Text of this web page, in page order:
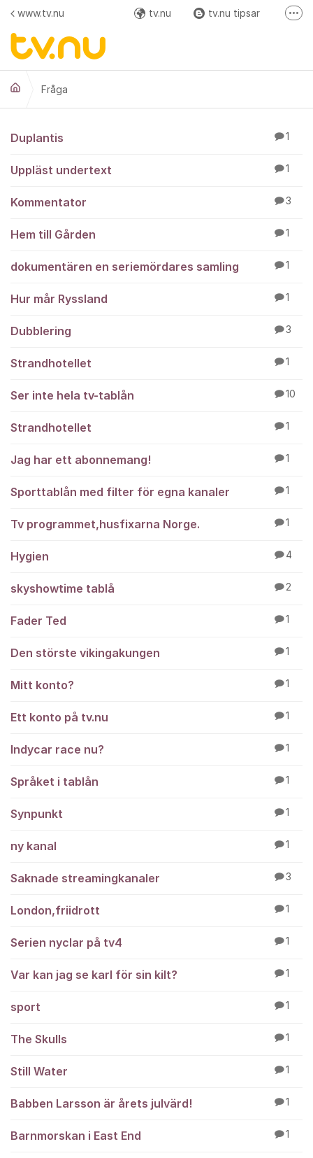
Hoppa till innehåll
www.tv.nu tv.nu tv.nu tipsar
Fråga
Fråga
Duplantis 1
Uppläst undertext 1
Kommentator 3
Hem till Gården 1
dokumentären en seriemördares samling 1
Hur mår Ryssland 1
Dubblering 3
Strandhotellet 1
Ser inte hela tv-tablån 10
Strandhotellet 1
Jag har ett abonnemang! 1
Sporttablån med filter för egna kanaler 1
Tv programmet,husfixarna Norge. 1
Hygien 4
skyshowtime tablå 2
Fader Ted 1
Den störste vikingakungen 1
Mitt konto? 1
Ett konto på tv.nu 1
Indycar race nu? 1
Språket i tablån 1
Synpunkt 1
ny kanal 1
Saknade streamingkanaler 3
London,friidrott 1
Serien nyclar på tv4 1
Var kan jag se karl för sin kilt? 1
sport 1
The Skulls 1
Still Water 1
Babben Larsson är årets julvärd! 1
Barnmorskan i East End 1